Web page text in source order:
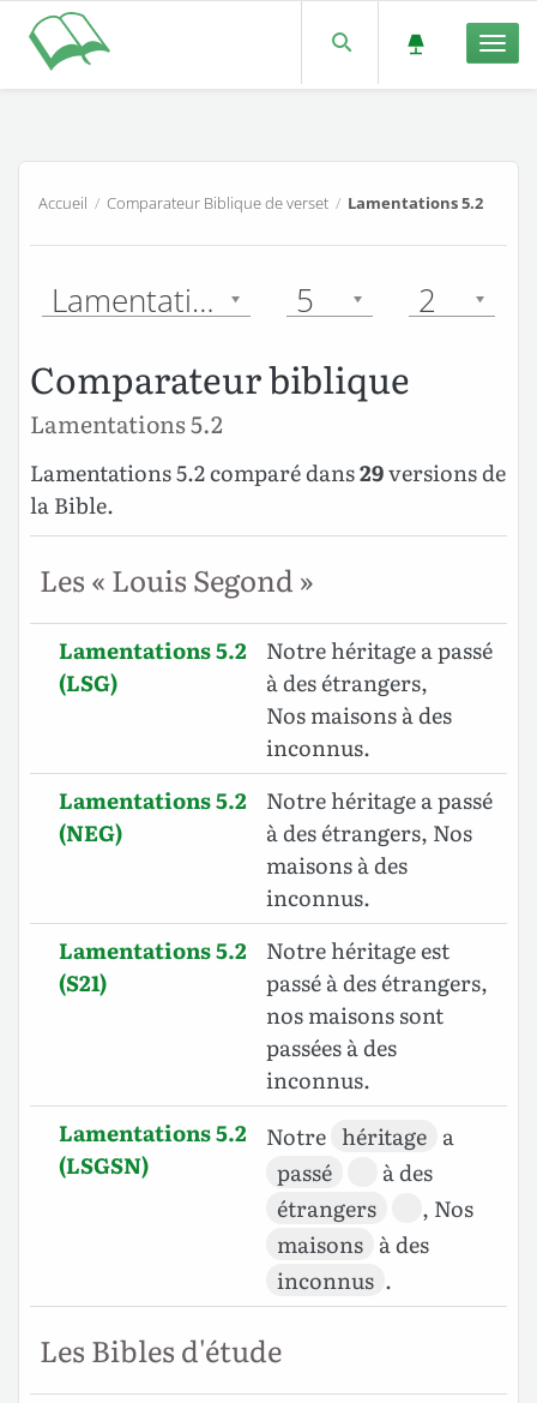
Accueil / Comparateur Biblique de verset/ Lamentations 5.2
Lamentations 5 2
Comparateur biblique
Lamentations 5.2
Lamentations 5.2 comparé dans29versions de
la Bible.
Les « Louis Segond »
Lamentations 5.2
(LSG)
Notre héritage a passé
à des étrangers,
Nos maisons à des
inconnus.
Lamentations 5.2
(NEG)
Notre héritage a passé
à des étrangers, Nos
maisons à des
inconnus.
Lamentations 5.2
(S21)
Notre héritage est
passé à des étrangers,
nos maisons sont
passées à des
inconnus.
Lamentations 5.2
(LSGSN)
Notre héritage a
passé
à des
étrangers
, Nos
maisons à des
inconnus .
Les Bibles d'étude